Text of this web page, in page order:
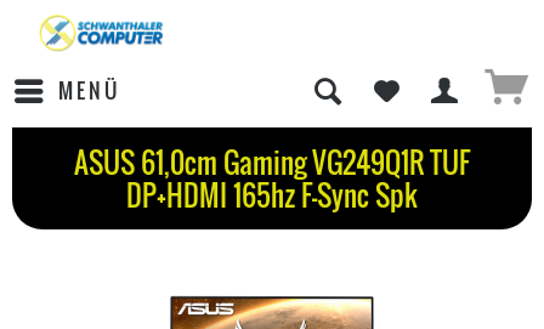
MENÜ
ASUS 61,0cm Gaming VG249Q1R TUF
DP+HDMI 165hz F-Sync Spk